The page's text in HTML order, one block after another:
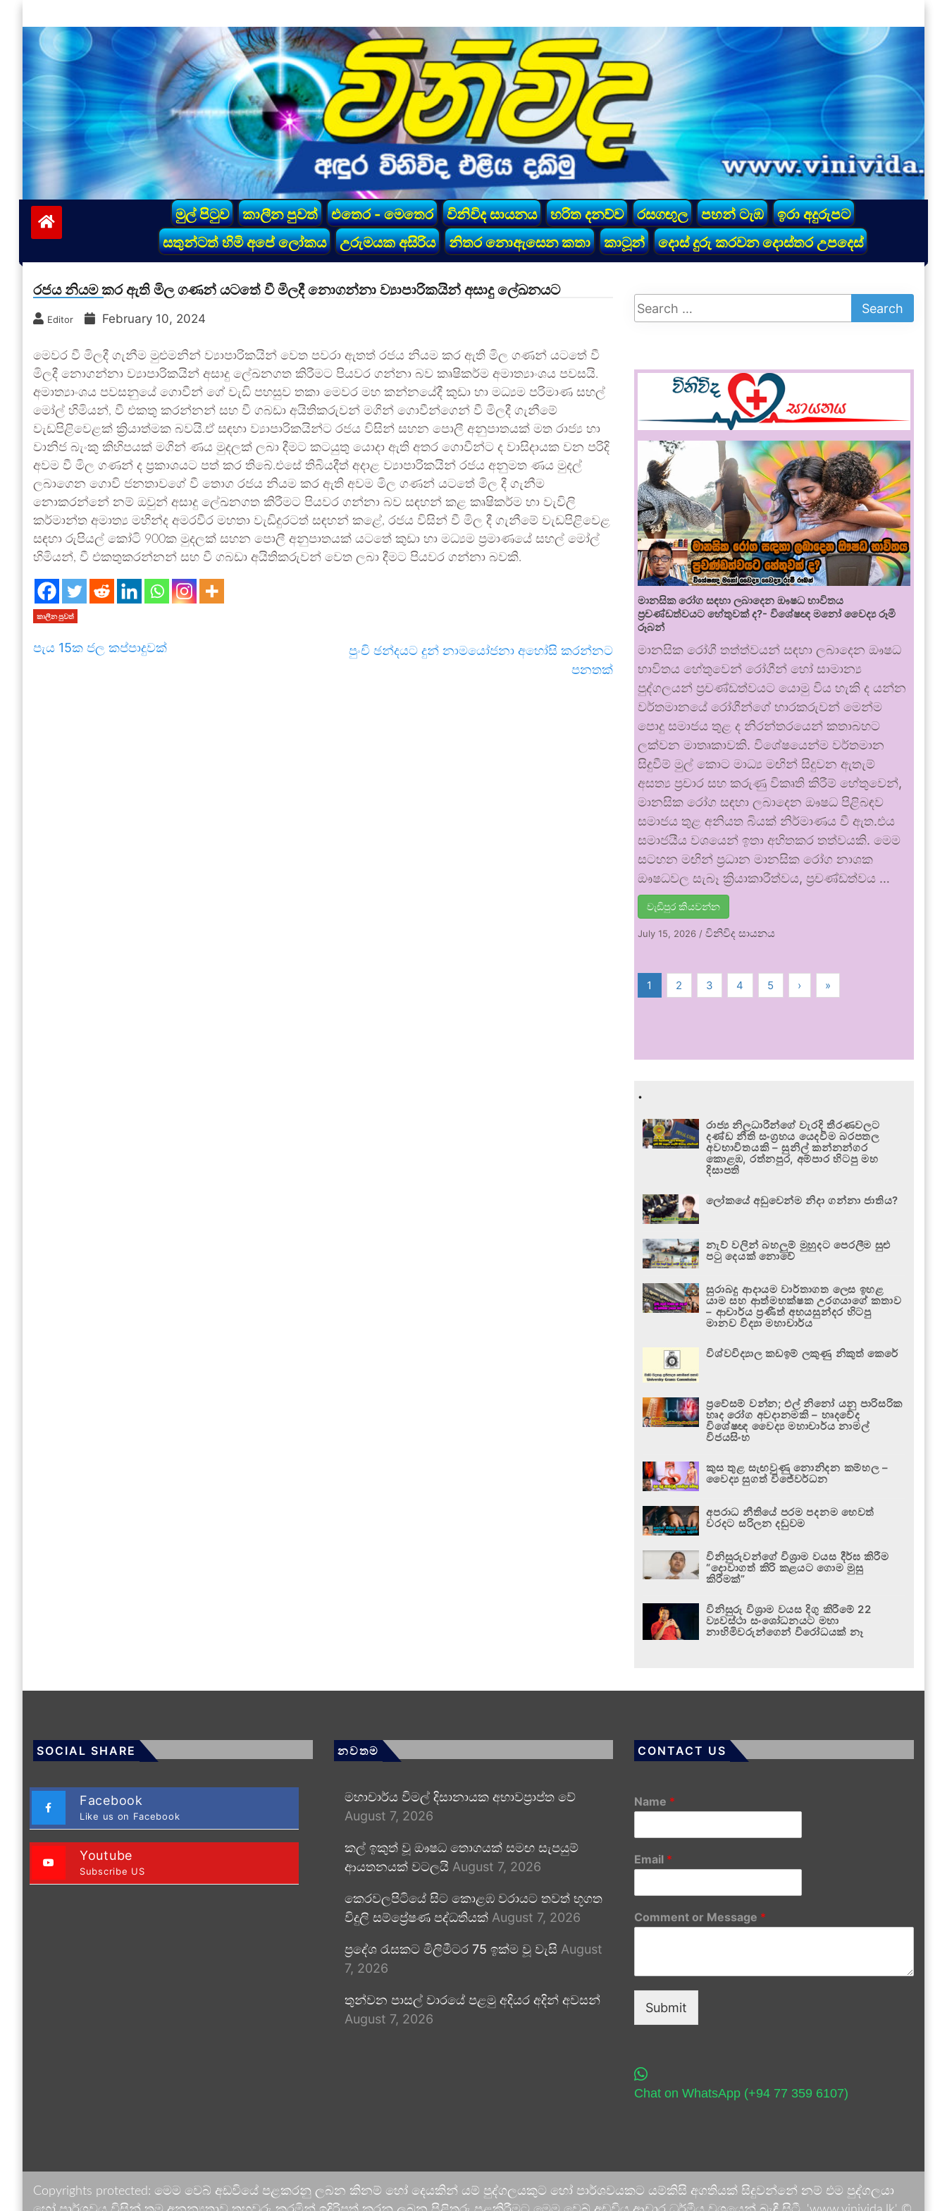
to
content
vinivida.lk
මුල් පිටුව කාලීන පුවත් එතෙර - මෙතෙර විනිවිද සායනය හරිත දනව්ව රසගඟුල පහන් ටැඹ
ඉරා අදුරුපට
සතුන්ටත් හිමි අපේ ලෝකය
උරුමයක අසිරිය නිතර නොඇසෙන කතා කාටූන් දොස් දුරු කරවන දොස්තර උපදෙස්
රජය නියම කර ඇති මිල ගණන් යටතේ වී මිලදී නොගන්නා ව්‍යාපාරිකයින් අසාදු ලේඛනයට
Editor February 10, 2024
මෙවර වී මිලදී ගැනීම මුළුමනින් ව්‍යාපාරිකයින් වෙත පවරා ඇතත් රජය නියම කර ඇති මිල ගණන් යටතේ වී
මිලදී නොගන්නා ව්‍යාපාරිකයින් අසාදු ලේඛනගත කිරීමට පියවර ගන්නා බව කෘෂිකර්ම අමාත්‍යාංශය පවසයි.
අමාත්‍යාංශය පවසනුයේ ගොවීන් ගේ වැඩි පහසුව තකා මෙවර මහ කන්නයේදී කුඩා හා මධ්‍යම පරිමාණ සහල්
මෝල් හිමියන්, වී එකතු කරන්නන් සහ වී ගබඩා අයිතිකරුවන් මගින් ගොවීන්ගෙන් වී මිලදී ගැනීමේ
වැඩපිළිවෙළක් ක්‍රියාත්මක බවයි.ඒ සඳහා ව්‍යාපාරිකයින්ට රජය විසින් සහන පොලී අනුපාතයක් මත රාජ්‍ය හා
වානිජ බැංකු කිහිපයක් මගින් ණය මුදලක් ලබා දීමට කටයුතු යොදා ඇති අතර ගොවීන්ට ද වාසිදායක වන පරිදි
අවම වී මිල ගණන් ද ප්‍රකාශයට පත් කර තිබේ.එසේ තිබියදීත් අදාළ ව්‍යාපාරිකයින් රජය අනුමත ණය මුදල්
ලබාගෙන ගොවි ජනතාවගේ වී තොග රජය නියම කර ඇති අවම මිල ගණන් යටතේ මිල දී ගැනීම
නොකරන්නේ නම් ඔවුන් අසාදු ලේඛනගත කිරීමට පියවර ගන්නා බව සඳහන් කළ කෘෂිකර්ම හා වැවිලි
කර්මාන්ත අමාත්‍ය මහින්ද අමරවීර මහතා වැඩිදුරටත් සඳහන් කළේ, රජය විසින් වී මිල දී ගැනීමේ වැඩපිළිවෙළ
සඳහා රුපියල් කෝටි 900ක මුදලක් සහන පොලී අනුපාතයක් යටතේ කුඩා හා මධ්‍යම ප්‍රමාණයේ සහල් මෝල්
හිමියන්, වී එකතුකරන්නන් සහ වී ගබඩා අයිතිකරුවන් වෙත ලබා දීමට පියවර ගන්නා බවකි.
කාලීන පුවත්
පැය 15ක ජල කප්පාදුවක්
පුංචි ඡන්දයට දුන් නාමයෝජනා අහෝසි කරන්නට
පනතක්
මානසික රෝග සඳහා ලබාදෙන ඖෂධ භාවිතය
ප්‍රචණ්ඩත්වයට හේතුවක් ද?- විශේෂඥ මනෝ වෛද්‍ය රූමි
රූබන්
මානසික රෝගී තත්ත්වයන් සඳහා ලබාදෙන ඖෂධ
භාවිතය හේතුවෙන් රෝගීන් හෝ සාමාන්‍ය
පුද්ගලයන් ප්‍රචණ්ඩත්වයට යොමු විය හැකි ද යන්න
වර්තමානයේ රෝගීන්ගේ භාරකරුවන් මෙන්ම
පොදු සමාජය තුළ ද නිරන්තරයෙන් කතාබහට
ලක්වන මාතෘකාවකි. විශේෂයෙන්ම වර්තමාන
සිදුවීම් මුල් කොට මාධ්‍ය මඟින් සිදුවන ඇතැම්
අසත්‍ය ප්‍රචාර සහ කරුණු විකෘති කිරීම් හේතුවෙන්,
මානසික රෝග සඳහා ලබාදෙන ඖෂධ පිළිබඳව
සමාජය තුළ අනියත බියක් නිර්මාණය වී ඇත.එය
සමාජයීය වශයෙන් ඉතා අහිතකර තත්වයකි. මෙම
සටහන මඟින් ප්‍රධාන මානසික රෝග නාශක
ඖෂධවල සැබෑ ක්‍රියාකාරීත්වය, ප්‍රචණ්ඩත්වය …
වැඩිපුර කියවන්න
July 15, 2026 /විනිවිද සායනය
1 2 3 4 5 › »
.
රාජ්‍ය නිලධාරීන්ගේ වැරදි තීරණවලට
දණ්ඩ නීති සංග්‍රහය යෙදවීම බරපතල
අවභාවිතයකි – සුනිල් කන්නන්ගර
කොළඹ, රත්නපුර, අම්පාර හිටපු මහ
දිසාපති
ලෝකයේ අඩුවෙන්ම නිදා ගන්නා ජාතිය?
නැව් වලින් බහලුම් මුහුදට පෙරලීම සුළු
පටු දෙයක් නොවේ
සුරාබදු ආදායම වාර්තාගත ලෙස ඉහළ
යාම සහ ආත්මභක්ෂක උරගයාගේ කතාව
– ආචාර්ය ප්‍රණීත් අභයසුන්දර හිටපු
මානව විද්‍යා මහාචාර්ය
විශ්වවිද්‍යාල කඩඉම් ලකුණු නිකුත් කෙරේ
ප්‍රවේසම් වන්න; එල් නිනෝ යනු පාරිසරික
හෘද රෝග අවදානමකි – හෘදවේද
විශේෂඥ වෛද්‍ය මහාචාර්ය නාමල්
විජයසිංහ
කුස තුළ සැඟවුණු නොනිදන කම්හල –
වෛද්‍ය සුගත් විජේවර්ධන
අපරාධ නීතියේ පරම පදනම හෙවත්
වරදට සරිලන දඬුවම
විනිසුරුවන්ගේ විශ්‍රාම වයස දීර්ඝ කිරීම
“දොවාගත් කිරි කළයට ගොම මුසු
කිරීමක්”
විනිසුරු විශ්‍රාම වයස දිගු කිරීමේ 22
ව්‍යවස්ථා සංශෝධනයට මහා
නාහිමිවරුන්ගෙන් විරෝධයක් නෑ
SOCIAL SHARE
Facebook
Like us on Facebook
Youtube
Subscribe US
නවතම
මහාචාර්ය විමල් දිසානායක අභාවප්‍රාප්ත වේ
August 7, 2026
කල් ඉකුත් වූ ඖෂධ තොගයක් සමඟ සැපයුම්
ආයතනයක් වටලයි August 7, 2026
කෙරවලපිටියේ සිට කොළඹ වරායට තවත් භූගත
විදුලි සම්ප්‍රේෂණ පද්ධතියක් August 7, 2026
ප්‍රදේශ රැසකට මිලිමීටර 75 ඉක්ම වූ වැසි August
7, 2026
තුන්වන පාසල් වාරයේ පළමු අදියර අදින් අවසන්
August 7, 2026
CONTACT US
Name *
Email *
Comment or Message *
Submit
Chat on WhatsApp (+94 77 359 6107)
Copyrights protected: මෙම වෙබ් අඩවියේ පළකරනු ලබන කිනම් හෝ දෙයකින් යම් පුද්ගලයකුට හෝ පාර්ශවයකට යම්කිසි අගතියක් සිදුවන්නේ නම් එම පුද්ගලයා